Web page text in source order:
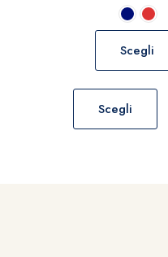
Scegli
Scegli